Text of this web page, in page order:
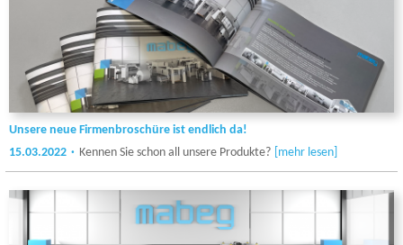
Unsere neue Firmenbroschüre ist endlich da!
15.03.2022
Kennen Sie schon all unsere Produkte? [mehr lesen]